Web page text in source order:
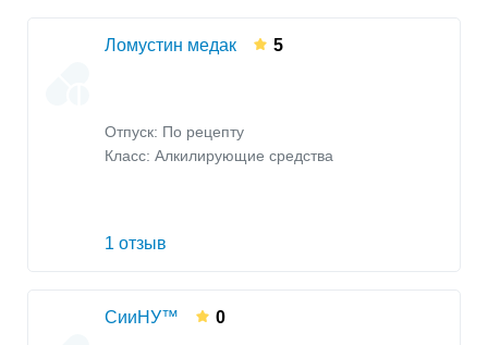
Ломустин медак 5
Отпуск: По рецепту
Класс: Алкилирующие средства
1 отзыв
СииНУ™ 0